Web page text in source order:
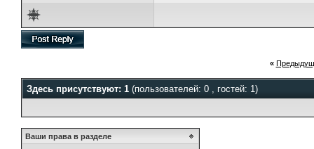
«
Здесь присутствуют: 1 (пользователей: 0 , гостей: 1)
Ваши права в разделе